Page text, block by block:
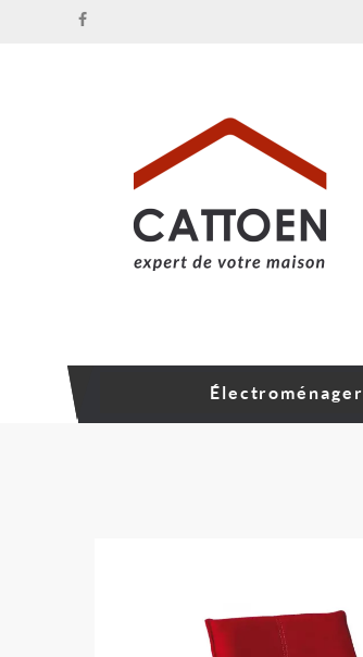
Électroménager